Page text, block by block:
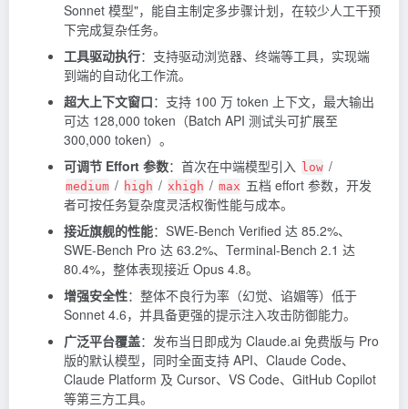
Sonnet 模型"，能自主制定多步骤计划，在较少人工干预
下完成复杂任务。
工具驱动执行：支持驱动浏览器、终端等工具，实现端
到端的自动化工作流。
超大上下文窗口：支持 100 万 token 上下文，最大输出
可达 128,000 token（Batch API 测试头可扩展至
300,000 token）。
可调节 Effort 参数：首次在中端模型引入 low /
medium / high / xhigh / max 五档 effort 参数，开发
者可按任务复杂度灵活权衡性能与成本。
接近旗舰的性能：SWE-Bench Verified 达 85.2%、
SWE-Bench Pro 达 63.2%、Terminal-Bench 2.1 达
80.4%，整体表现接近 Opus 4.8。
增强安全性：整体不良行为率（幻觉、谄媚等）低于
Sonnet 4.6，并具备更强的提示注入攻击防御能力。
广泛平台覆盖：发布当日即成为 Claude.ai 免费版与 Pro
版的默认模型，同时全面支持 API、Claude Code、
Claude Platform 及 Cursor、VS Code、GitHub Copilot
等第三方工具。